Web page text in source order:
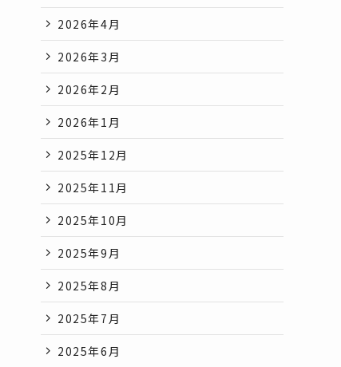
2026年4月
2026年3月
2026年2月
2026年1月
2025年12月
2025年11月
2025年10月
2025年9月
2025年8月
2025年7月
2025年6月